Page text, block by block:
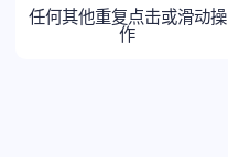
任何其他重复点击或滑动操
作